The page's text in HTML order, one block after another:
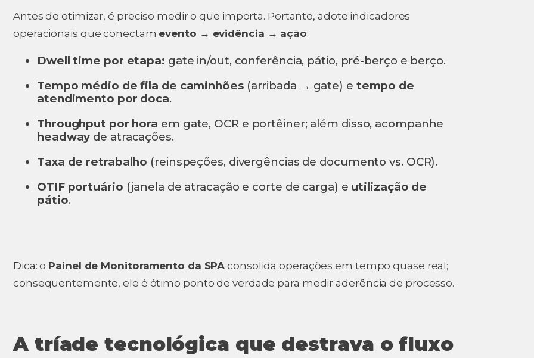
Antes de otimizar, é preciso medir o que importa. Portanto, adote indicadores
operacionais que conectam evento → evidência → ação:
Dwell time por etapa: gate in/out, conferência, pátio, pré-berço e berço.
Tempo médio de fila de caminhões(arribada → gate) e tempo de
atendimento por doca.
Throughput por hora em gate, OCR e portêiner; além disso, acompanhe
headway de atracações.
Taxa de retrabalho (reinspeções, divergências de documento vs. OCR).
OTIF portuário (janela de atracação e corte de carga) e utilização de
pátio.
Dica: o Painel de Monitoramento da SPA consolida operações em tempo quase real;
consequentemente, ele é ótimo ponto de verdade para medir aderência de processo.
A tríade tecnológica que destrava o fluxo